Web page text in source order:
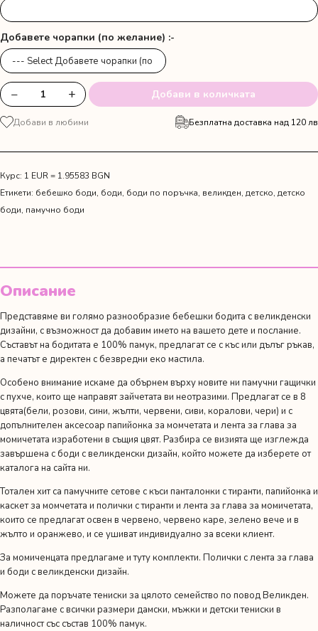
Добавете чорапки (по желание) :-
количество
за
Розови
пухче,
лента
за
с
− + Добави в количката
Добави в любими Безплатна доставка над 120 лв
Курс: 1 EUR = 1.95583 BGN
Етикети: бебешко боди, боди, боди по поръчка, великден, детско, детско
боди, памучно боди
Описание
Представяме ви голямо разнообразие бебешки бодита с великденски
дизайни, с възможност да добавим името на вашето дете и послание.
Съставът на бодитата е 100% памук, предлагат се с къс или дълъг ръкав,
а печатът е директен с безвредни еко мастила.
Особено внимание искаме да обърнем върху новите ни памучни гащички
с пухче, които ще направят зайчетата ви неотразими. Предлагат се в 8
цвята(бели, розови, сини, жълти, червени, сиви, коралови, чери) и с
допълнителен аксесоар папийонка за момчетата и лента за глава за
момичетата изработени в същия цвят. Разбира се визията ще изглежда
завършена с боди с великденски дизайн, който можете да изберете от
каталога на сайта ни.
Тотален хит са памучните сетове скъси панталонки с тиранти, папийонка и
каскет за момчетата и полички с тиранти и лента за глава за момичетата,
които се предлагат освен в червено, червено каре, зелено вече и в
жълто и оранжево, и се ушиват индивидуално за всеки клиент.
За момиченцата предлагаме и туту комплекти. Полички с лента за глава
и боди с великденски дизайн.
Можете да поръчатетениски за цялото семейство по повод Великден.
Разполагаме с всички размери дамски, мъжки и детски тениски в
наличност със състав 100% памук.